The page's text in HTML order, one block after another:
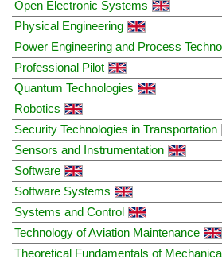
Open Electronic Systems
Physical Engineering
Power Engineering and Process
Professional Pilot
Quantum Technologies
Robotics
Security Technologies in Transportation
Sensors and Instrumentation
Software
Software Systems
Systems and Control
Technology of Aviation Maintenance
Theoretical Fundamentals of